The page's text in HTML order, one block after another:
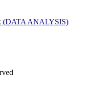
(DATA ANALYSIS)